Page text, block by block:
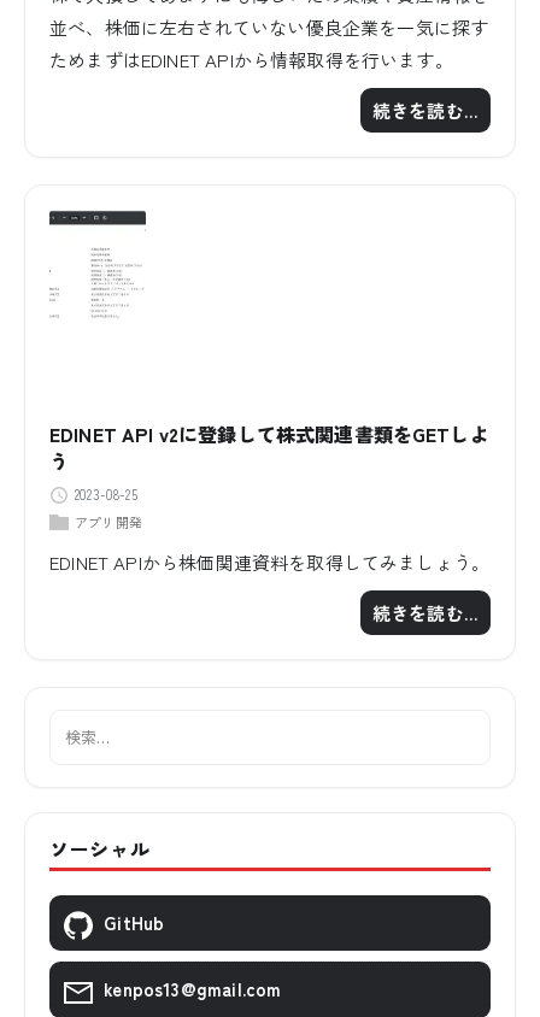
並べ、株価に左右されていない優良企業を一気に探す
ためまずはEDINET APIから情報取得を行います。
続きを読む…
EDINET API v2に登録して株式関連書類をGETしよ
う
2023-08-25
アプリ開発
EDINET APIから株価関連資料を取得してみましょう。
続きを読む…
ソーシャル
GitHub
kenpos13@gmail.com